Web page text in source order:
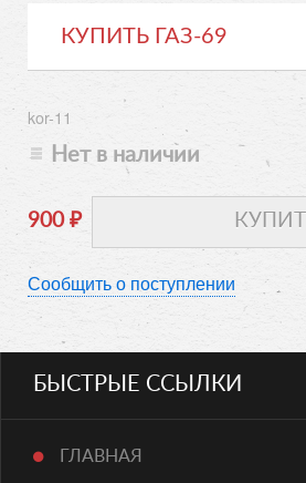
КУПИТЬ ГАЗ-69
kor-11
Нет в наличии
900 ₽
Сообщить о поступлении
БЫСТРЫЕ ССЫЛКИ
ГЛАВНАЯ